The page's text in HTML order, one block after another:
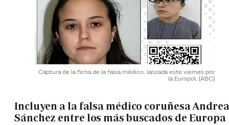
Captura de la ficha de la falsa médico, lanzada este viernes por
la Europol. (ABC)
Incluyen a la falsa médico coruñesa Andrea
Sánchez entre los más buscados de Europa